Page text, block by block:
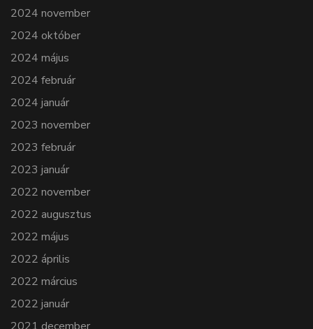
2024 november
2024 október
2024 május
2024 február
2024 január
2023 november
2023 február
2023 január
2022 november
2022 augusztus
2022 május
2022 április
2022 március
2022 január